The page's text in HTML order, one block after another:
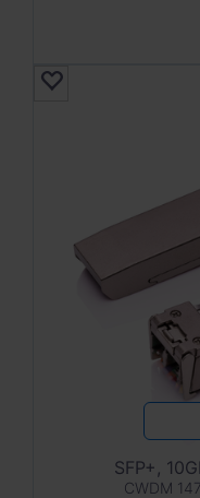
SFP+,
CWDM